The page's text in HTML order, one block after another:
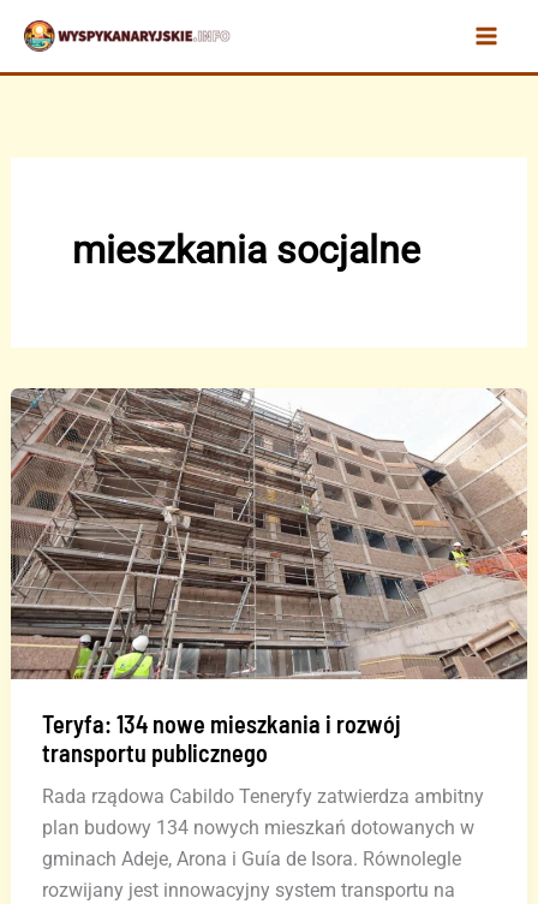
Przejdź
treści
mieszkania socjalne
Teryfa: 134 nowe mieszkania i rozwój
transportu publicznego
Rada rządowa Cabildo Teneryfy zatwierdza ambitny
plan budowy 134 nowych mieszkań dotowanych w
gminach Adeje, Arona i Guía de Isora. Równolegle
rozwijany jest innowacyjny system transportu na